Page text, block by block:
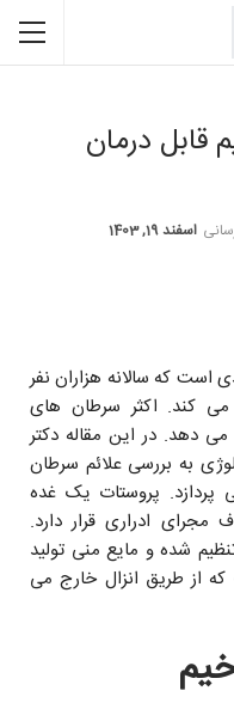
قابل درمان
اسفند 19, 1403
که سالانه هزاران نفر
می کند. اکثر سرطان های
بالای 65 سال رخ می دهد. در این مقاله دکتر
به بررسی علائم سرطان
پروستات یک غده
ادراری قرار دارد.
شده و مایع منی تولید
از طريق انزال خارج می